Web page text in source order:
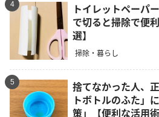
4
トイレットペーパ
で切ると掃除で便
選】
掃除・暮らし
5
捨てなかった人、
トボトルのふた」
策」【便利な活用術